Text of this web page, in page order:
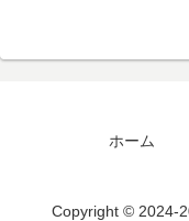
ホーム
Copyright © 2024-